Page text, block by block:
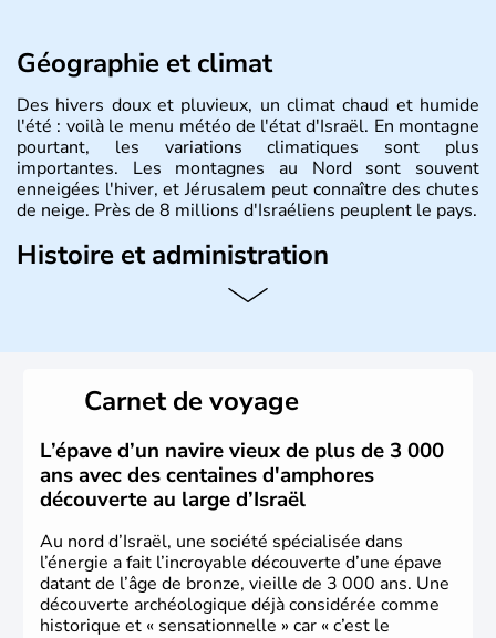
Géographie et climat
Des hivers doux et pluvieux, un climat chaud et humide
l'été : voilà le menu météo de l'état d'Israël. En montagne
pourtant, les variations climatiques sont plus
importantes. Les montagnes au Nord sont souvent
enneigées l'hiver, et Jérusalem peut connaître des chutes
de neige. Près de 8 millions d'Israéliens peuplent le pays.
Histoire et administration
L'Israël est un état de la partie est de la Méditerranée,
vrai essor économique dans le domaine des nouvelles
Carnet de voyage
L’épave d’un navire vieux de plus de 3 000
ans avec des centaines d'amphores
découverte au large d’Israël
Au nord d’Israël, une société spécialisée dans
l’énergie a fait l’incroyable découverte d’une épave
datant de l’âge de bronze, vieille de 3 000 ans. Une
découverte archéologique déjà considérée comme
historique et « sensationnelle » car « c’est le